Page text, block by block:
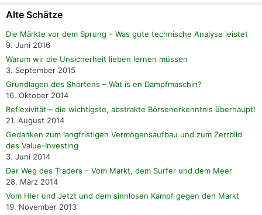
Alte Schätze
Die Märkte vor dem Sprung – Was gute technische Analyse leistet
9. Juni 2016
Warum wir die Unsicherheit lieben lernen müssen
3. September 2015
Grundlagen des Shortens – Wat is en Dampfmaschin?
16. Oktober 2014
Reflexivität – die wichtigste, abstrakte Börsenerkenntnis überhaupt!
21. August 2014
Gedanken zum langfristigen Vermögensaufbau und zum Zerrbild
des Value-Investing
3. Juni 2014
Der Weg des Traders – Vom Markt, dem Surfer und dem Meer
28. März 2014
Vom Hier und Jetzt und dem sinnlosen Kampf gegen den Markt
19. November 2013